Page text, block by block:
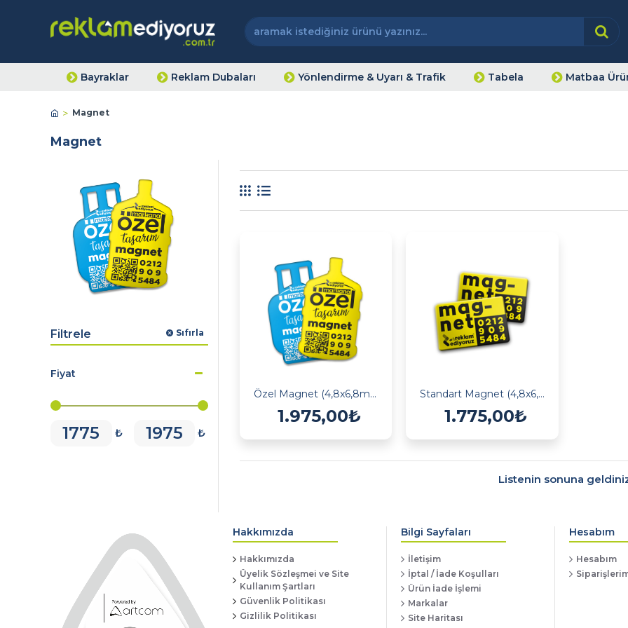
Bayraklar Reklam Dubaları Yönlendirme & Uyarı & Trafik Tabela Matbaa
Magnet
Magnet
Filtrele Sıfırla
Fiyat
₺ ₺
Özel Magnet (4,8x6,8mm Özel Kesim)
1.975,00₺
Standart Magnet (4,8x6,8mm Oval Kesim)
1.775,00₺
Listenin sonuna
Hakkımızda
Hakkımızda
Üyelik Sözleşmei ve Site
Kullanım Şartları
Güvenlik Politikası
Gizlilik Politikası
Bilgi Sayfaları
İletişim
İptal / İade Koşulları
Ürün İade İşlemi
Markalar
Site Haritası
Hesabım
Hesabım